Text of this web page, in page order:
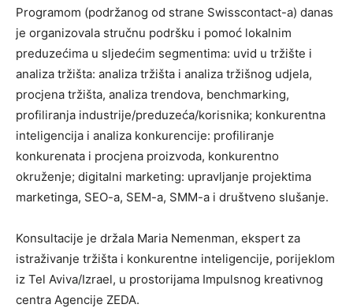
Programom (podržanog od strane Swisscontact-a) danas
je organizovala stručnu podršku i pomoć lokalnim
preduzećima u sljedećim segmentima: uvid u tržište i
analiza tržišta: analiza tržišta i analiza tržišnog udjela,
procjena tržišta, analiza trendova, benchmarking,
profiliranja industrije/preduzeća/korisnika; konkurentna
inteligencija i analiza konkurencije: profiliranje
konkurenata i procjena proizvoda, konkurentno
okruženje; digitalni marketing: upravljanje projektima
marketinga, SEO-a, SEM-a, SMM-a i društveno slušanje.
Konsultacije je držala Maria Nemenman, ekspert za
istraživanje tržišta i konkurentne inteligencije, porijeklom
iz Tel Aviva/Izrael, u prostorijama Impulsnog kreativnog
centra Agencije ZEDA.